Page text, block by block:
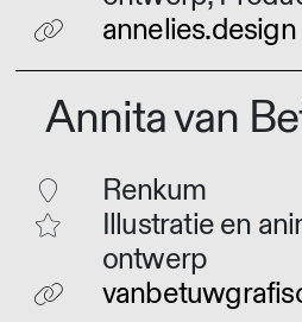
annelies.design
Annita van
Renkum
Illustratie en
ontwerp